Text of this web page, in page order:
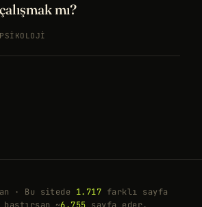
çalışmak mı?
PSIKOLOJI
· Bu sitede 1.717 farklı sayfa